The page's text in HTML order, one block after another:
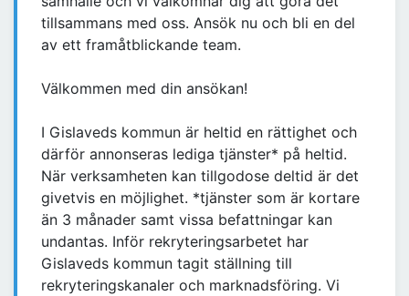
tillsammans med oss. Ansök nu och bli en del
av ett framåtblickande team.
Välkommen med din ansökan!
I Gislaveds kommun är heltid en rättighet och
därför annonseras lediga tjänster* på heltid.
När verksamheten kan tillgodose deltid är det
givetvis en möjlighet. *tjänster som är kortare
än 3 månader samt vissa befattningar kan
undantas. Inför rekryteringsarbetet har
Gislaveds kommun tagit ställning till
rekryteringskanaler och marknadsföring. Vi